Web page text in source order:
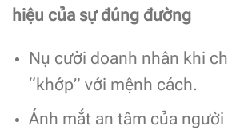
hiệu của sự đúng đường
Nụ cười doanh nhân khi
“khớp” với mệnh cách.
Ánh mắt an tâm của